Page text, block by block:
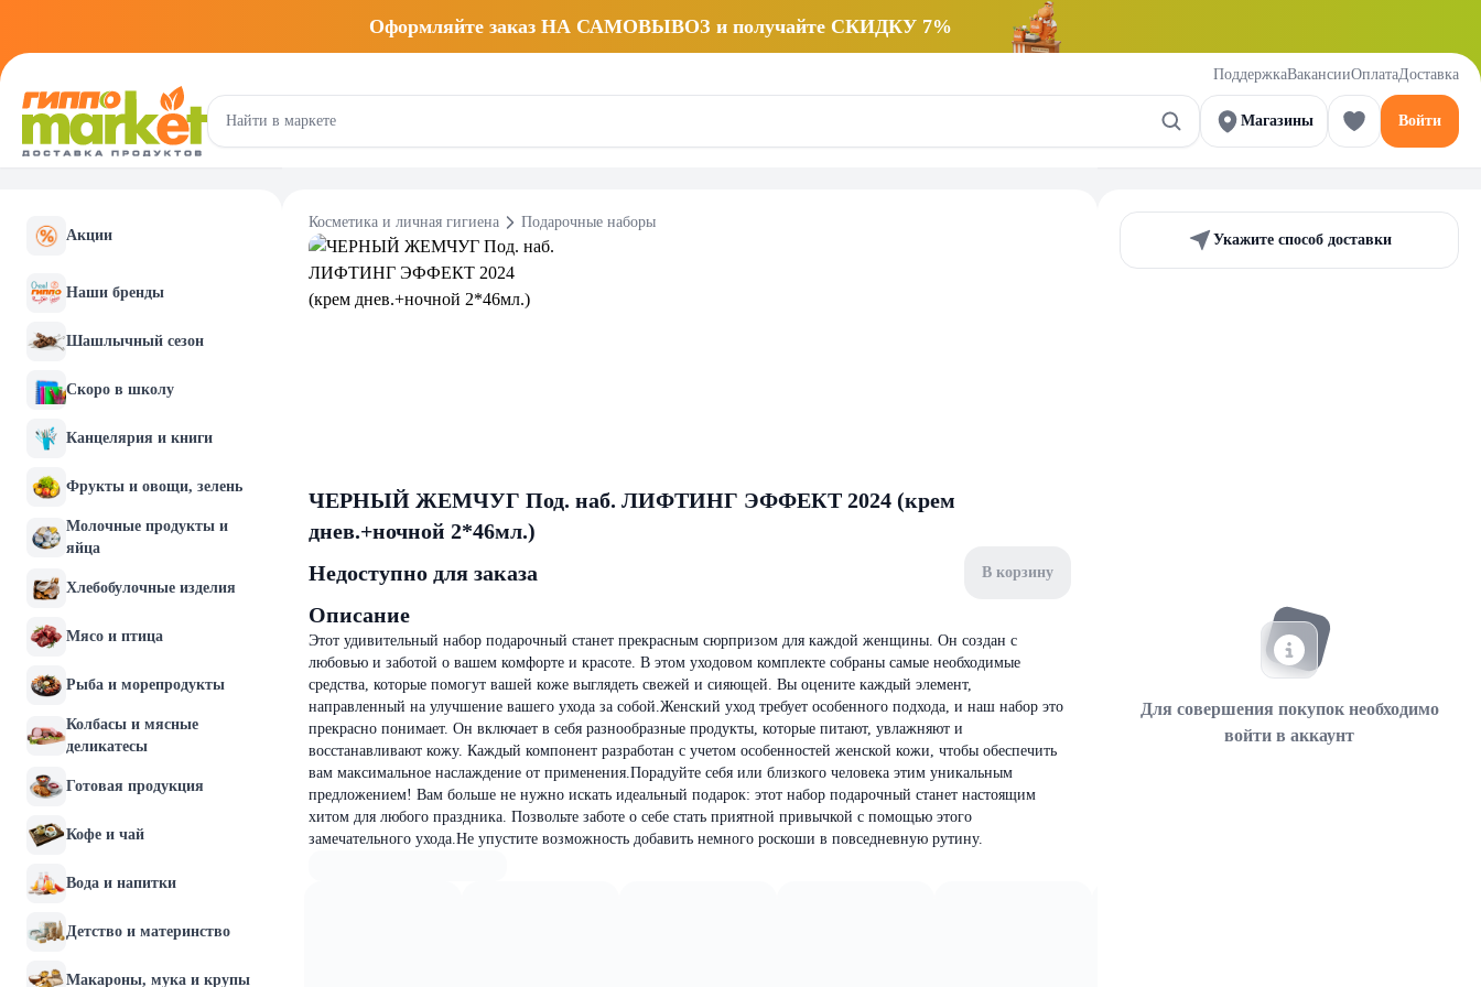
Оформляйте заказ НА САМОВЫВОЗ и получайте СКИДКУ 7%
ПоддержкаВакансииОплатаДоставка
Магазины Войти
Акции
Наши бренды
Шашлычный сезон
Скоро в школу
Канцелярия и книги
Фрукты и овощи, зелень
Молочные продукты и
яйца
Хлебобулочные изделия
Мясо и птица
Рыба и морепродукты
Колбасы и мясные
деликатесы
Готовая продукция
Кофе и чай
Вода и напитки
Детство и материнство
Макароны, мука и крупы
Косметика и личная гигиена Подарочные наборы
ЧЕРНЫЙ ЖЕМЧУГ Под. наб. ЛИФТИНГ ЭФФЕКТ 2024 (крем
днев.+ночной 2*46мл.)
Недоступно для заказа
В корзину
Описание
Этот удивительный набор подарочный станет прекрасным сюрпризом для каждой женщины. Он создан с
любовью и заботой о вашем комфорте и красоте. В этом уходовом комплекте собраны самые необходимые
средства, которые помогут вашей коже выглядеть свежей и сияющей. Вы оцените каждый элемент,
направленный на улучшение вашего ухода за собой.Женский уход требует особенного подхода, и наш набор это
прекрасно понимает. Он включает в себя разнообразные продукты, которые питают, увлажняют и
восстанавливают кожу. Каждый компонент разработан с учетом особенностей женской кожи, чтобы обеспечить
вам максимальное наслаждение от применения.Порадуйте себя или близкого человека этим уникальным
предложением! Вам больше не нужно искать идеальный подарок: этот набор подарочный станет настоящим
хитом для любого праздника. Позвольте заботе о себе стать приятной привычкой с помощью этого
замечательного ухода.Не упустите возможность добавить немного роскоши в повседневную рутину.
Укажите способ доставки
Для совершения покупок необходимо
войти в аккаунт